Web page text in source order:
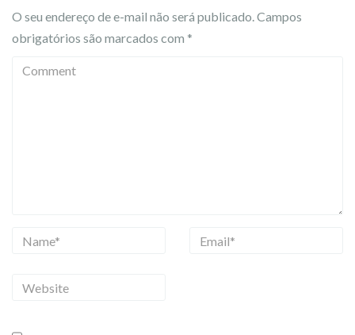
O seu endereço de e-mail não será publicado.Campos
obrigatórios são marcados com *
W